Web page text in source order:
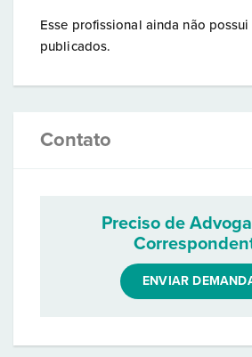
Esse profissional ainda não
publicados.
Contato
Preciso de
ENVIAR